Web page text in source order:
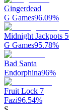
Gingerdead
G Games96.09%
Midnight Jackpots
G Games95.78%
Bad Santa
Endorphina96%
Fruit Lock 7
Fazi96.54%